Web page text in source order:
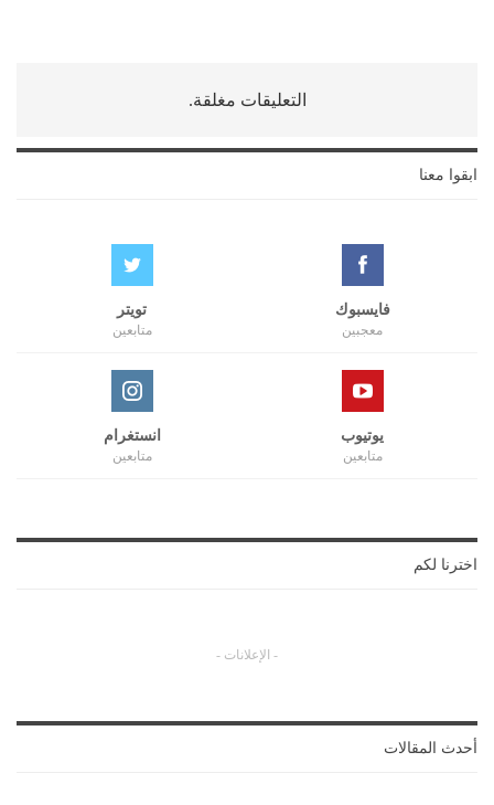
التعليقات مغلقة.
ابقوا معنا
فايسبوك
معجبين
تويتر
متابعين
يوتيوب
متابعين
انستغرام
متابعين
اخترنا لكم
- الإعلانات -
أحدث المقالات